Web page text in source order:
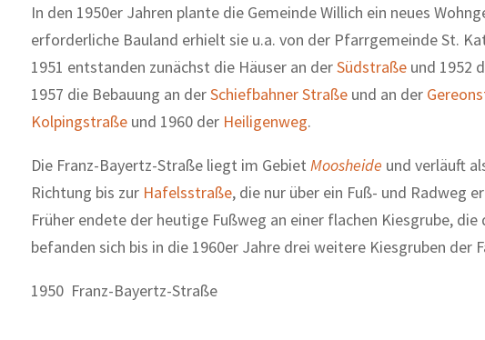
In den 1950er Jahren plante die Gemeinde Willich ein neues
erforderliche Bauland erhielt sie u.a. von der Pfarrgemeinde St.
1951 entstanden zunächst die Häuser an derSüdstraßeund 1952
1957 die Bebauung an derSchiefbahner Straßeund an der
Kolpingstraßeund 1960 der Heiligenweg.
Die Franz-Bayertz-Straße liegt im Gebiet Moosheide und verläuft
Richtung bis zur Hafelsstraße, die nur über ein Fuß- und Radweg
Früher endete der heutige Fußweg an einer flachen Kiesgrube,
befanden sich bis in die 1960er Jahre drei weitere Kiesgruben der
1950 Franz-Bayertz-Straße